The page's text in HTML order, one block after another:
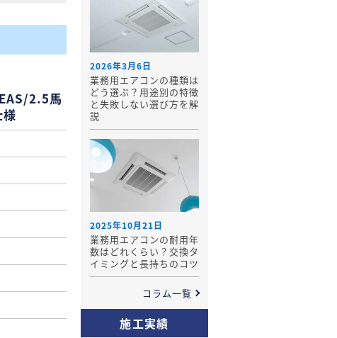
2.5馬
2026年3月6日
業務用エアコンの種類は
どう選ぶ？用途別の特徴
と失敗しない選び方を解
説
2025年10月21日
業務用エアコンの耐用年
数はどれくらい？交換タ
イミングと長持ちのコツ
コラム一覧
施工実績